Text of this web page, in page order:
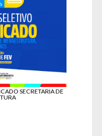
SECRETARIA DE